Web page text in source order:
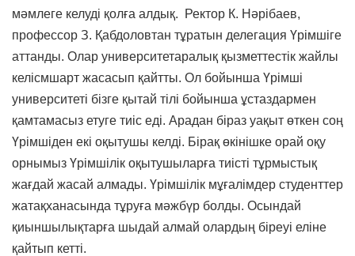
мәмлеге келуді қолға алдық. Ректор К. Нәрібаев,
профессор З. Қабдоловтан тұратын делегация Үрімшіге
аттанды. Олар университетаралық қызметтестік жайлы
келісмшарт жасасып қайтты. Ол бойынша Үрімші
университеті бізге қытай тілі бойынша ұстаздармен
қамтамасыз етуге тиіс еді. Арадан біраз уақыт өткен соң
Үрімшіден екі оқытушы келді. Бірақ өкінішке орай оқу
орнымыз Үрімшілік оқытушыларға тиісті тұрмыстық
жағдай жасай алмады. Үрімшілік мұғалімдер студенттер
жатақханасында тұруға мәжбүр болды. Осындай
қиыншылықтарға шыдай алмай олардың біреуі еліне
қайтып кетті.